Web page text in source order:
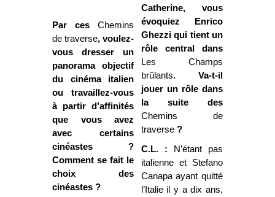
Par cesChemins
de traverse, voulez-
vous dresser un
panorama objectif
du cinéma italien
ou travaillez-vous
à partir d’affinités
que vous avez
avec certains
cinéastes ?
Comment se fait le
choix des
cinéastes ?
Catherine, vous
évoquiez Enrico
Ghezzi qui tient un
rôle central dans
Les Champs
brûlants. Va-t-il
jouer un rôle dans
la suite des
Chemins de
traverse?
C.L. : N’étant pas
italienne et Stefano
Canapa ayant quitté
l’Italie il y a dix ans,